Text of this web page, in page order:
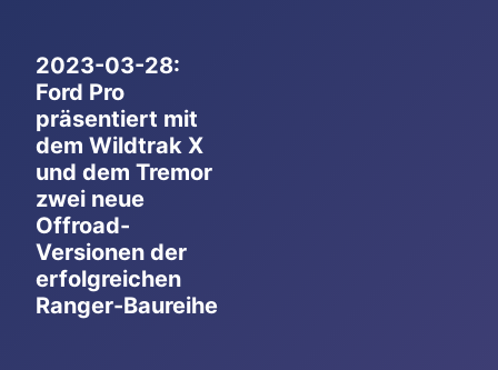
2023-03-28:
Ford Pro
präsentiert mit
dem Wildtrak X
und dem Tremor
zwei neue
Offroad-
Versionen der
erfolgreichen
Ranger-Baureihe